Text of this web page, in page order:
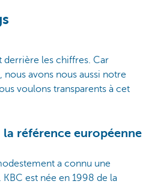
derrière les chiffres. Car
avons nous aussi notre
voulons transparents à cet
la référence européenne
a connu une
est née en 1998 de la